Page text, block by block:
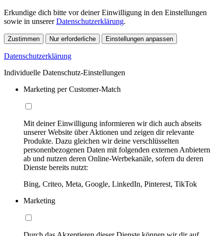
Erkundige dich bitte vor deiner Einwilligung in den Einstellungen
sowie in unsererDatenschutzerklärung.
Zustimmen Nur erforderliche Einstellungen anpassen
Datenschutzerklärung
Individuelle Datenschutz-Einstellungen
Marketing per Customer-Match
Mit deiner Einwilligung informieren wir dich auch abseits
unserer Website über Aktionen und zeigen dir relevante
Produkte. Dazu gleichen wir deine verschlüsselten
personenbezogenen Daten mit folgenden externen Anbietern
ab und nutzen deren Online-Werbekanäle, sofern du deren
Dienste bereits nutzt:
Bing, Criteo, Meta, Google, LinkedIn, Pinterest, TikTok
Marketing